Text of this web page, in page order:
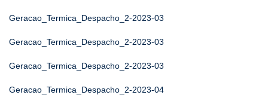
Geracao_Termica_Despacho_2-2023-03
Geracao_Termica_Despacho_2-2023-03
Geracao_Termica_Despacho_2-2023-03
Geracao_Termica_Despacho_2-2023-04